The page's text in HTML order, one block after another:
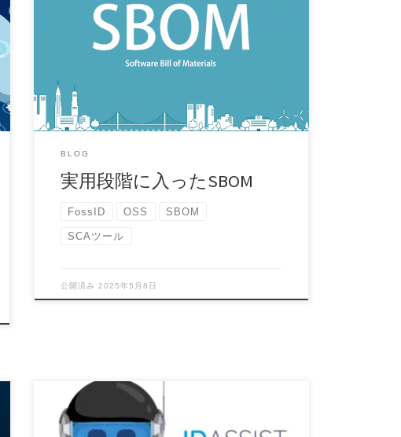
SBOM(Software Bill of Materials)という単語が広ま
り始めて2年※1がた […]
BLOG
実用段階に入ったSBOM
FossID OSS SBOM
SCAツール
公開済み2025年5月8日